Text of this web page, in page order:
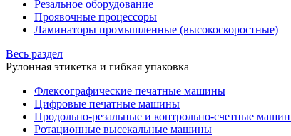
Резальное оборудование
Проявочные процессоры
Ламинаторы промышленные (высокоскоростные)
Весь раздел
Рулонная этикетка и гибкая упаковка
Флексографические печатные машины
Цифровые печатные машины
Продольно-резальные и контрольно-счетные
Ротационные высекальные машины